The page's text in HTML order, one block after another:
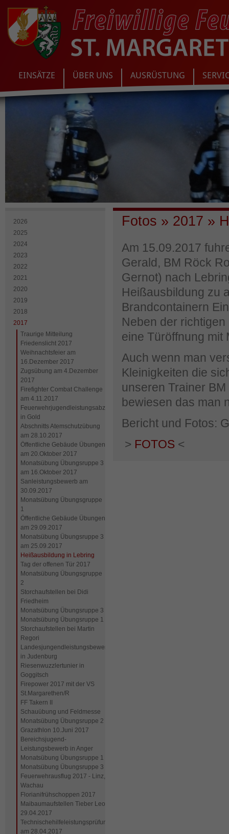
EINSÄTZE ÜBER UNS AUSRÜSTUNG
2026
2025
2024
2023
2022
2021
2020
2019
2018
2017
Traurige Mitteilung
Friedenslicht 2017
Weihnachtsfeier am
16.Dezember 2017
Zugsübung am 4.Dezember
2017
Firefighter Combat Challenge
am 4.11.2017
Feuerwehrjugendleistungsabzeichen
in Gold
Abschnitts Atemschutzübung
am 28.10.2017
Öffentliche Gebäude Übungen
am 20.Oktober 2017
Monatsübung Übungsruppe 3
am 16.Oktober 2017
Sanleistungsbewerb am
30.09.2017
Monatsübung Übungsgruppe
1
Öffentliche Gebäude Übungen
am 29.09.2017
Monatsübung Übungsruppe 3
am 25.09.2017
Heißausbildung in Lebring
Tag der offenen Tür 2017
Monatsübung Übungsgruppe
2
Storchaufstellen bei Didi
Friedheim
Monatsübung Übungsruppe 3
Monatsübung Übungsruppe 1
Storchaufstellen bei Martin
Regori
Landesjungendleistungsbewerb
in Judenburg
Riesenwuzzlertunier in
Goggitsch
Firepower 2017 mit der VS
St.Margarethen/R
FF Takern II
Schauübung und Feldmesse
Monatsübung Übungsruppe 2
Grazathlon 10.Juni 2017
Bereichsjugend-
Leistungsbewerb in Anger
Monatsübung Übungsruppe 1
Monatsübung Übungsruppe 3
Feuerwehrausflug 2017 - Linz,
Wachau
Florianifrühschoppen 2017
Maibaumaufstellen Tieber Leo
29.04.2017
Technischehilfeleistungsprüfung
am 28.04.2017
Fotos » 2017 »
Am 15.09.2017
Gerald, BM Röck
Gernot) nach
Heißausbildung zu
Brandcontainern
Neben der
eine Türöffnung mit
Auch wenn man
Kleinigkeiten die
unseren Trainer
bewiesen das man
Bericht und Fotos:
> FOTOS <